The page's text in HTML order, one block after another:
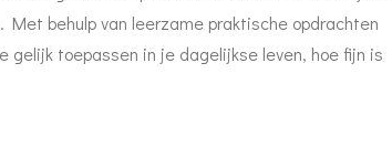
Met behulp van leerzame praktische opdrachten
gelijk toepassen in je dagelijkse leven, hoe fijn is